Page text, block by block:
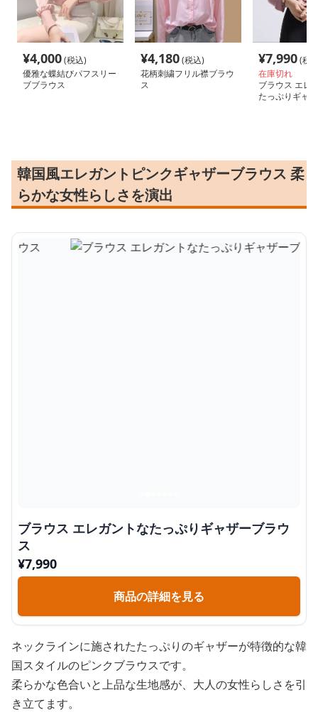
¥4,000(税込)
優雅な蝶結びパフスリー
ブブラウス
¥4,180(税込)
花柄刺繍フリル襟ブラウ
ス
¥7,990(税
在庫切れ
ブラウス エレ
たっぷりギャ
韓国風エレガントピンクギャザーブラウス 柔
らかな女性らしさを演出
ブラウス エレガントなたっぷりギャザーブラウ
ス
¥7,990
商品の詳細を見る
ネックラインに施されたたっぷりのギャザーが特徴的な韓
国スタイルのピンクブラウスです。
柔らかな色合いと上品な生地感が、大人の女性らしさを引
き立てます。